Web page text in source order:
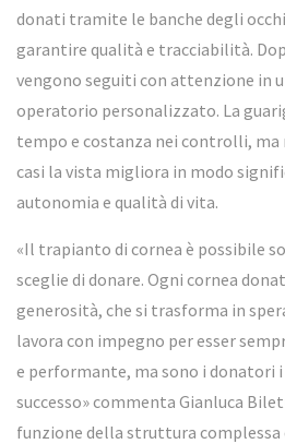
donati tramite le banche degli
garantire qualità e tracciabilità.
vengono seguiti con attenzione in
operatorio personalizzato. La
tempo e costanza nei controlli,
casi la vista migliora in modo
autonomia e qualità di vita.
«Il trapianto di cornea è possibile
sceglie di donare. Ogni cornea
generosità, che si trasforma in
lavora con impegno per esser
e performante, ma sono i donatori
successo» commenta Gianluca
funzione della struttura complessa